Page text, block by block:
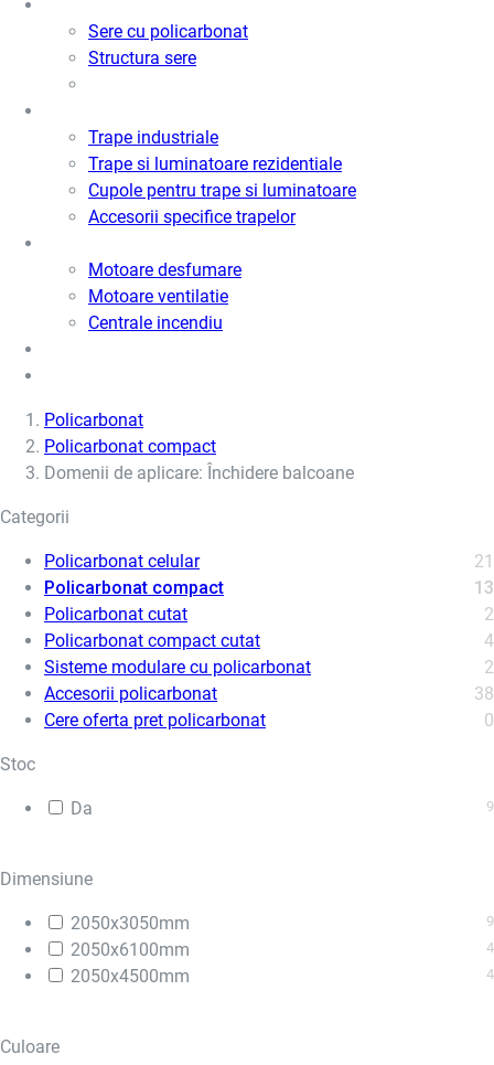
Sere cu policarbonat
Structura sere
Trape industriale
Trape si luminatoare rezidentiale
Cupole pentru trape si luminatoare
Accesorii specifice trapelor
Motoare desfumare
Motoare ventilatie
Centrale incendiu
Policarbonat
Policarbonat compact
Domenii de aplicare: Închidere balcoane
Categorii
Policarbonat celular
21
Policarbonat compact
13
Policarbonat cutat
2
Policarbonat compact cutat
4
Sisteme modulare cu policarbonat
2
Accesorii policarbonat
38
Cere oferta pret policarbonat
0
Stoc
Da 9
Dimensiune
2050x3050mm 9
2050x6100mm 4
2050x4500mm 4
Culoare